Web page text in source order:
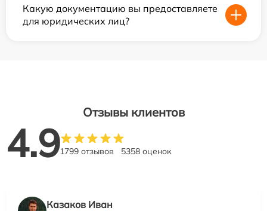
Какую документацию вы предоставляете
для юридических лиц?
Отзывы клиентов
4.91799 отзывов 5358 оценок
Казаков Иван